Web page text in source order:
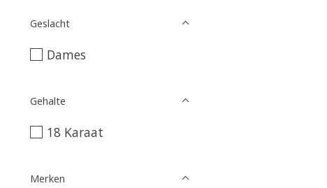
Geslacht
Dames
Gehalte
18 Karaat
Merken